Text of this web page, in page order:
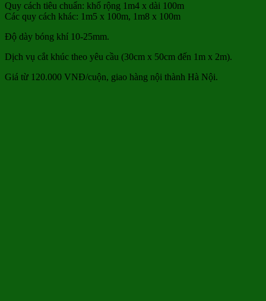
Quy cách tiêu chuẩn: khổ rộng 1m4 x dài 100m
Các quy cách khác: 1m5 x 100m, 1m8 x 100m
Độ dày bóng khí 10-25mm.
Dịch vụ cắt khúc theo yêu cầu (30cm x 50cm đến 1m x 2m).
Giá từ 120.000 VNĐ/cuộn, giao hàng nội thành Hà Nội.